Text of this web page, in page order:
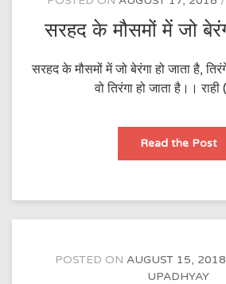
सरहद के मौसमों में जो
सरहद के मौसमों में जो बेरंगा हो जाता है,
वो तिरंगा हो जाता है।।
Read the Post
POSTED ON AUGUST 15, 2018
UPADHYAY